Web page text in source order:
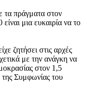
τα πράγματα στον
μια ευκαιρία να το
ζητήσει στις αρχές
με την ανάγκη να
στον 1,5
Συμφωνίας του